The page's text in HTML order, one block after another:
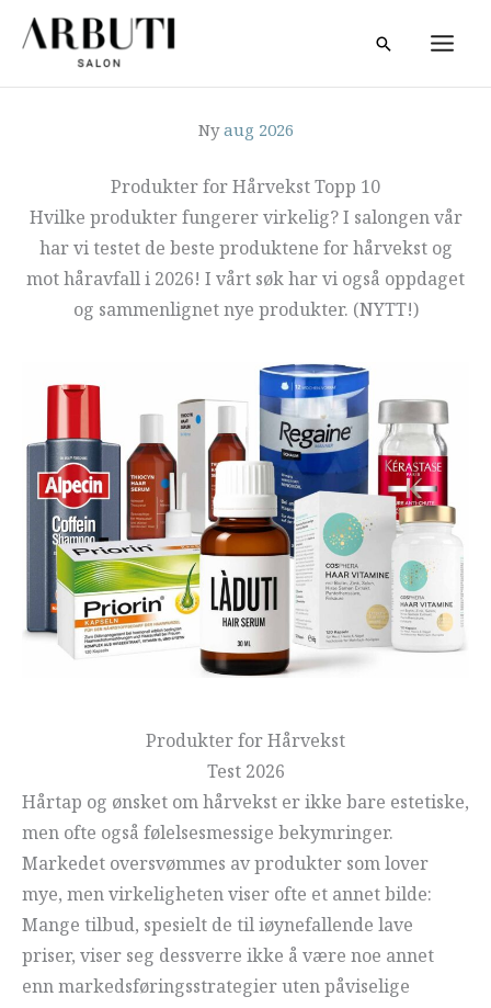
Zum
Inhalt
Suche
Nyaug 2026
Produkter for Hårvekst Topp 10
Hvilke produkter fungerer virkelig? I salongen vår
har vi testet de beste produktene for hårvekst og
mot håravfall i 2026! I vårt søk har vi også oppdaget
og sammenlignet nye produkter. (NYTT!)
Produkter for Hårvekst
Test 2026
Hårtap og ønsket om hårvekst er ikke bare estetiske,
men ofte også følelsesmessige bekymringer.
Markedet oversvømmes av produkter som lover
mye, men virkeligheten viser ofte et annet bilde:
Mange tilbud, spesielt de til iøynefallende lave
priser, viser seg dessverre ikke å være noe annet
enn markedsføringsstrategier uten påviselige